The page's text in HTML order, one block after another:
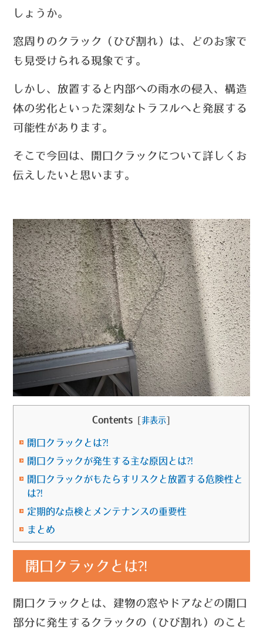
しょうか。
窓周りのクラック（ひび割れ）は、どのお家で
も見受けられる現象です。
しかし、放置すると内部への雨水の侵入、構造
体の劣化といった深刻なトラブルへと発展する
可能性があります。
そこで今回は、開口クラックについて詳しくお
伝えしたいと思います。
Contents 非表示
開口クラックとは⁈
開口クラックが発生する主な原因とは⁈
開口クラックがもたらすリスクと放置する危険性と
は⁈
定期的な点検とメンテナンスの重要性
まとめ
開口クラックとは⁈
開口クラックとは、建物の窓やドアなどの開口
部分に発生するクラックの（ひび割れ）のこと